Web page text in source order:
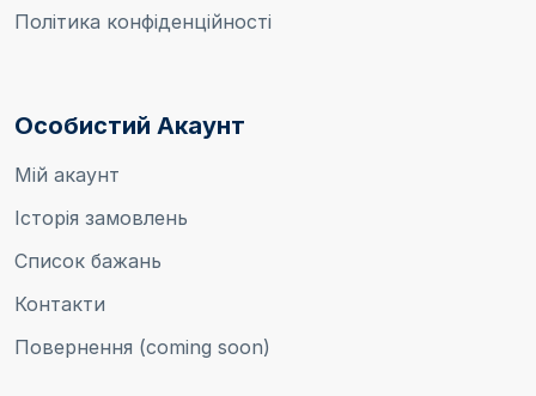
Політика конфіденційності
Особистий Акаунт
Мій акаунт
Історія замовлень
Список бажань
Контакти
Повернення (coming soon)